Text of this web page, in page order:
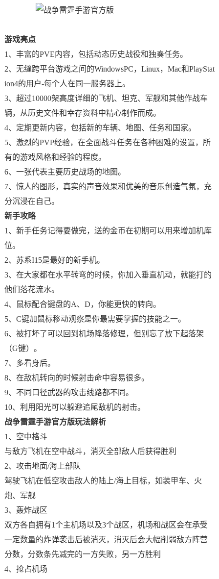
游戏亮点
1、丰富的PVE内容，包括动态历史战役和独奏任务。
2、无缝跨平台游戏之间的WindowsPC，Linux，Mac和PlayStat
ion4的用户-每个人在同一服务器上。
3、超过10000架高度详细的飞机、坦克、军舰和其他作战车
辆，从历史文件和幸存资料中精心制作而成。
4、定期更新内容，包括新的车辆、地图、任务和国家。
5、激烈的PVP经验，在全面战斗任务在各种困难的设置，所
有的游戏风格和经验的程度。
6、一张代表主要历史战场的地图。
7、惊人的图形，真实的声音效果和优美的音乐创造气氛，充
分沉浸在自己。
新手攻略
1、新手任务记得要做完，送的金币在初期可以用来增加机库
位。
2、苏系I15是最好的新手机。
3、在大家都在水平转弯的时候，你加入垂直机动，就能打的
他们落花流水。
4、鼠标配合键盘的A、D，你能更快的转向。
5、C键加鼠标移动观察是你最需要掌握的技能之一。
6、被打坏了可以回到机场降落修理，但别忘了放下起落架
（G键）。
7、多看身后。
8、在敌机转向的时候射击命中容易很多。
9、不同口径武器的攻击线路都不同。
10、利用阳光可以躲避追尾敌机的射击。
战争雷霆手游官方版玩法解析
1、空中格斗
与敌方飞机在空中战斗，消灭全部敌人后获得胜利
2、攻击地面/海上部队
驾驶飞机在低空攻击敌人的陆上/海上目标，如装甲车、火
炮、军舰
3、轰炸战区
双方各自拥有1个主机场以及3个战区，机场和战区会在承受
一定数量的炸弹袭击后被消灭，消灭后会大幅削弱敌方阵营
分数，分数条先减完的一方失败，另一方胜利
4、抢占机场